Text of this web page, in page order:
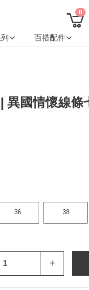
0
百搭配件
異國情懷線條
36 38
＋